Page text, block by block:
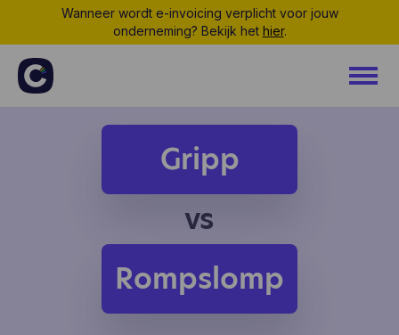
Wanneer wordt e-invoicing verplicht voor jouw
onderneming? Bekijk het hier.
Gripp
vs
Rompslomp